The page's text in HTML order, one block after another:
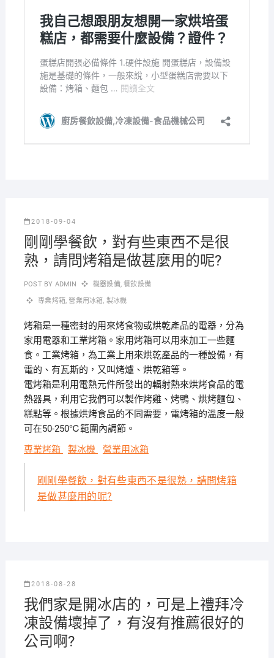
2018-09-04
剛剛學餐飲，對有些東西不是很
熟，請問烤箱是做甚麼用的呢?
POST BY ADMIN 機器設備,餐飲設備
專業烤箱,營業用冰箱, 製冰機
烤箱是一種密封的用來烤食物或烘乾產品的電器，分為
家用電器和工業烤箱。家用烤箱可以用來加工一些麵
食。工業烤箱，為工業上用來烘乾產品的一種設備，有
電的、有瓦斯的，又叫烤爐、烘乾箱等。
電烤箱是利用電熱元件所發出的輻射熱來烘烤食品的電
熱器具，利用它我們可以製作烤雞、烤鴨、烘烤麵包、
糕點等。根據烘烤食品的不同需要，電烤箱的溫度一般
可在50-250℃範圍內調節。
專業烤箱
製冰機 營業用冰箱
剛剛學餐飲，對有些東西不是很熟，請問烤箱
是做甚麼用的呢?
2018-08-28
我們家是開冰店的，可是上禮拜冷
凍設備壞掉了，有沒有推薦很好的
公司啊?